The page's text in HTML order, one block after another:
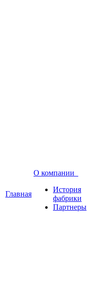
Главная
О компании
История
фабрики
Партнеры